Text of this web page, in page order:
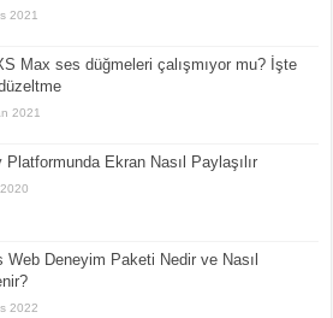
2021
Max ses düğmeleri çalışmıyor mu? İşte
2021
Platformunda Ekran Nasıl Paylaşılır
Web Deneyim Paketi Nedir ve Nasıl
2022